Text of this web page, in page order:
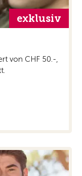
exklusiv
von CHF 50.-,